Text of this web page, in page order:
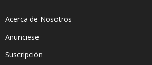
Acerca de Nosotros
Anunciese
Suscripción